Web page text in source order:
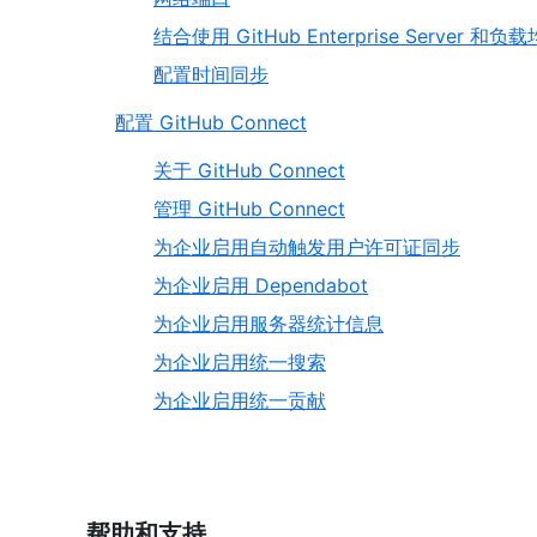
结合使用 GitHub Enterprise Server 和负载
配置时间同步
配置 GitHub Connect
关于 GitHub Connect
管理 GitHub Connect
为企业启用自动触发用户许可证同步
为企业启用 Dependabot
为企业启用服务器统计信息
为企业启用统一搜索
为企业启用统一贡献